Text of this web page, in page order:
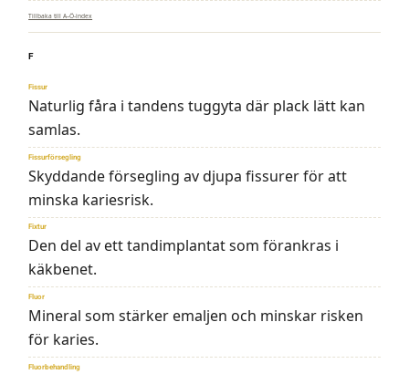
Tillbaka till A–Ö-index
F
Fissur
Naturlig fåra i tandens tuggyta där plack lätt kan
samlas.
Fissurförsegling
Skyddande försegling av djupa fissurer för att
minska kariesrisk.
Fixtur
Den del av ett tandimplantat som förankras i
käkbenet.
Fluor
Mineral som stärker emaljen och minskar risken
för karies.
Fluorbehandling